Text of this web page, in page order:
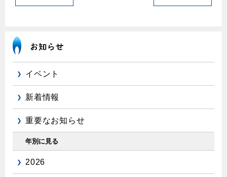
各種手続き
ガス使用開始のご案内
ガス使用停止のご案内
インターネット受付
イベント
新着情報
重要なお知らせ
年別に見る
2026